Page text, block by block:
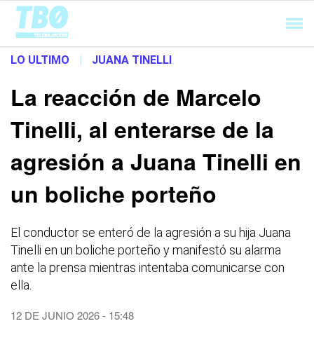
Cargando...
LO ULTIMO | JUANA TINELLI
La reacción de Marcelo
Tinelli, al enterarse de la
agresión a Juana Tinelli en
un boliche porteño
El conductor se enteró de la agresión a su hija Juana
Tinelli en un boliche porteño y manifestó su alarma
ante la prensa mientras intentaba comunicarse con
ella.
12 DE JUNIO 2026 - 15:48